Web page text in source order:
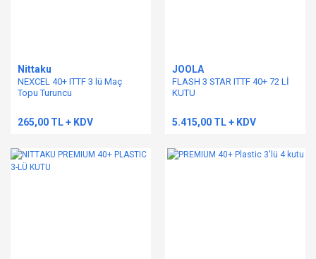
Nittaku
NEXCEL 40+ ITTF 3 lü Maç
Topu Turuncu
265,00 TL + KDV
JOOLA
FLASH 3 STAR ITTF 40+ 72 Lİ
KUTU
5.415,00 TL + KDV